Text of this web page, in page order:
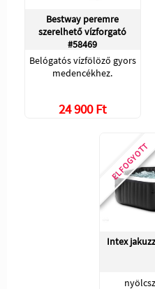
Bestway peremre
szerelhető vízforgató
#58469
Belógatós vízfölöző gyors
medencékhez.
24 900 Ft
ELFOGYOTT
Intex